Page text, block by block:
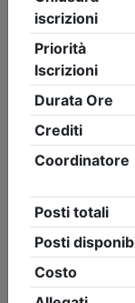
Collegio
Pavia
CHE FARE
Data:14/09/
Crediti: